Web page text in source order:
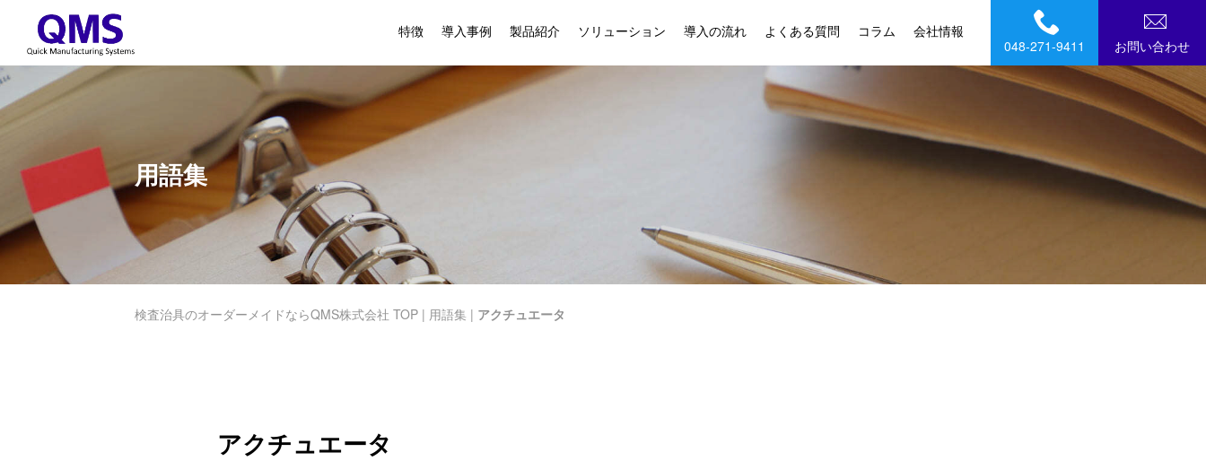
特徴 導入事例 製品紹介 ソリューション 導入の流れ よくある質問 コラム
会社情報
048-271-9411
お問い合わせ
用語集
検査治具のオーダーメイドならQMS株式会社 TOP | 用語集 | アクチュエータ
アクチュエータ